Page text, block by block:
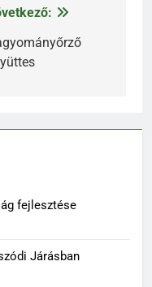
fejlesztése
Járásban